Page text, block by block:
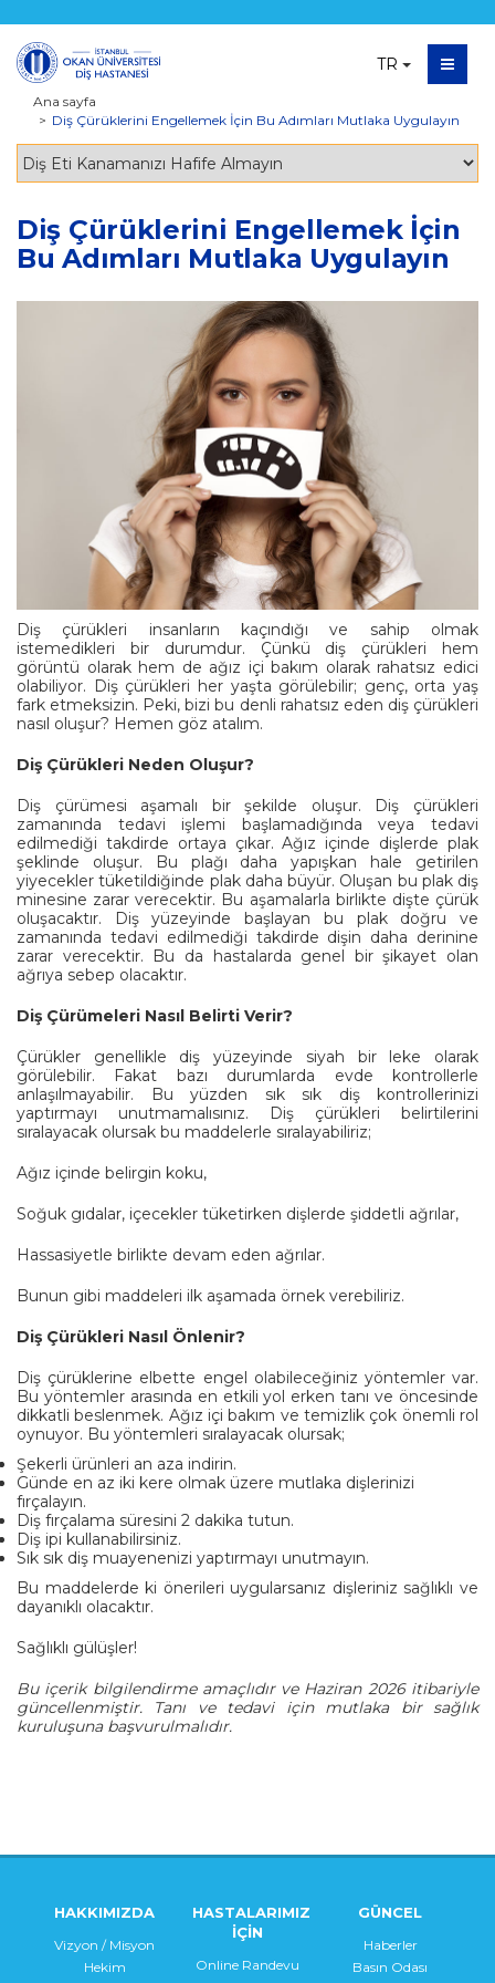
TR
Ana sayfa
Diş Çürüklerini Engellemek İçin Bu Adımları Mutlaka Uygulayın
Diş Çürüklerini Engellemek İçin
Bu Adımları Mutlaka Uygulayın
Diş çürükleri insanların kaçındığı ve sahip olmak
istemedikleri bir durumdur. Çünkü diş çürükleri hem
görüntü olarak hem de ağız içi bakım olarak rahatsız edici
olabiliyor. Diş çürükleri her yaşta görülebilir; genç, orta yaş
fark etmeksizin. Peki, bizi bu denli rahatsız eden diş çürükleri
nasıl oluşur? Hemen göz atalım.
Diş Çürükleri Neden Oluşur?
Diş çürümesi aşamalı bir şekilde oluşur. Diş çürükleri
zamanında tedavi işlemi başlamadığında veya tedavi
edilmediği takdirde ortaya çıkar. Ağız içinde dişlerde plak
şeklinde oluşur. Bu plağı daha yapışkan hale getirilen
yiyecekler tüketildiğinde plak daha büyür. Oluşan bu plak diş
minesine zarar verecektir. Bu aşamalarla birlikte dişte çürük
oluşacaktır. Diş yüzeyinde başlayan bu plak doğru ve
zamanında tedavi edilmediği takdirde dişin daha derinine
zarar verecektir. Bu da hastalarda genel bir şikayet olan
ağrıya sebep olacaktır.
Diş Çürümeleri Nasıl Belirti Verir?
Çürükler genellikle diş yüzeyinde siyah bir leke olarak
görülebilir. Fakat bazı durumlarda evde kontrollerle
anlaşılmayabilir. Bu yüzden sık sık diş kontrollerinizi
yaptırmayı unutmamalısınız. Diş çürükleri belirtilerini
sıralayacak olursak bu maddelerle sıralayabiliriz;
Ağız içinde belirgin koku,
Soğuk gıdalar, içecekler tüketirken dişlerde şiddetli ağrılar,
Hassasiyetle birlikte devam eden ağrılar.
Bunun gibi maddeleri ilk aşamada örnek verebiliriz.
Diş Çürükleri Nasıl Önlenir?
Diş çürüklerine elbette engel olabileceğiniz yöntemler var.
Bu yöntemler arasında en etkili yol erken tanı ve öncesinde
dikkatli beslenmek. Ağız içi bakım ve temizlik çok önemli rol
oynuyor. Bu yöntemleri sıralayacak olursak;
Şekerli ürünleri an aza indirin.
Günde en az iki kere olmak üzere mutlaka dişlerinizi
fırçalayın.
Diş fırçalama süresini 2 dakika tutun.
Diş ipi kullanabilirsiniz.
Sık sık diş muayenenizi yaptırmayı unutmayın.
Bu maddelerde ki önerileri uygularsanız dişleriniz sağlıklı ve
dayanıklı olacaktır.
Sağlıklı gülüşler!
Bu içerik bilgilendirme amaçlıdır ve Haziran 2026 itibariyle
güncellenmiştir. Tanı ve tedavi için mutlaka bir sağlık
kuruluşuna başvurulmalıdır.
HAKKIMIZDA
Vizyon / Misyon
Hekim
HASTALARIMIZ
İÇİN
Online Randevu
GÜNCEL
Haberler
Basın Odası